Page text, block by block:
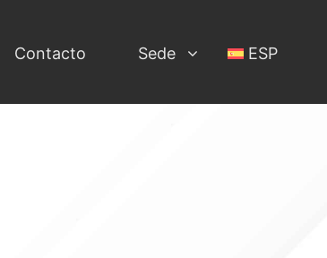
Contacto Sede ESP